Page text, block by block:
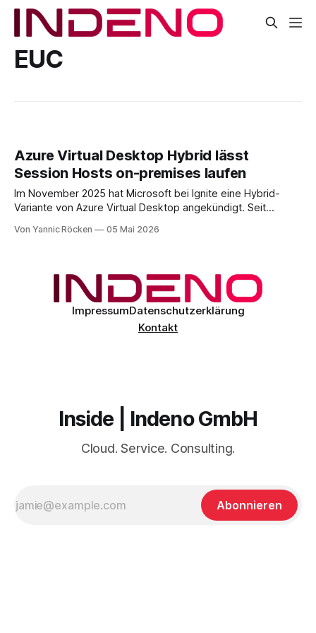
EUC
Azure Virtual Desktop Hybrid lässt
Session Hosts on-premises laufen
Im November 2025 hat Microsoft bei Ignite eine Hybrid-
Variante von Azure Virtual Desktop angekündigt. Seit
Microsoft den Status auf dem Windows-IT-Pro-Blog noch
Von Yannic Röcken 05 Mai 2026
ImpressumDatenschutzerklärung
Kontakt
Inside | Indeno GmbH
Cloud. Service. Consulting.
Abonnieren